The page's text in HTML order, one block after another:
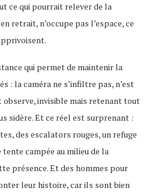
ce qui pourrait relever de la
retrait, n’occupe pas l’espace, ce
qui permet de maintenir la
: la caméra ne s’infiltre pas, n’est
observe, invisible mais retenant tout
sidère. Et ce réel est surprenant :
des escalators rouges, un refuge
tente campée au milieu de la
présence. Et des hommes pour
leur histoire, car ils sont bien